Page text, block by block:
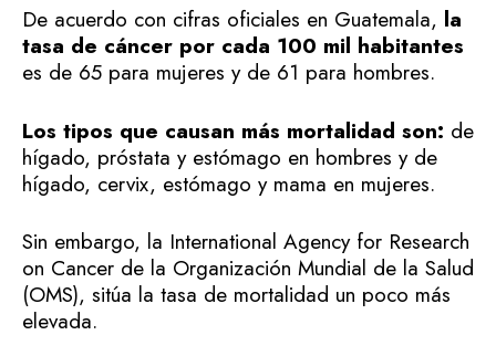
De acuerdo con cifras oficiales en Guatemala, la
tasa de cáncer por cada 100 mil habitantes
es de 65 para mujeres y de 61 para hombres.
Los tipos que causan más mortalidad son: de
hígado, próstata y estómago en hombres y de
hígado, cervix, estómago y mama en mujeres.
Sin embargo, la International Agency for Research
on Cancer de la Organización Mundial de la Salud
(OMS), sitúa la tasa de mortalidad un poco más
elevada.